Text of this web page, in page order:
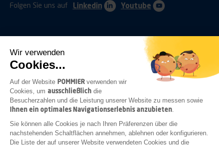
Wir verwenden
Cookies...
Auf der Website POMMIER verwenden wir
Cookies, um ausschließlich die
Besucherzahlen und die Leistung unserer Website zu messen sowie
Ihnen ein optimales Navigationserlebnis anzubieten.
Sie können alle Cookies je nach Ihren Präferenzen über die
nachstehenden Schaltflächen annehmen, ablehnen oder konfigurieren.
Die Liste der auf unserer Website verwendeten Cookies und die
Folgen Sie uns auf Linkedin Youtube
SCHUTZVORRICHTUNGEN